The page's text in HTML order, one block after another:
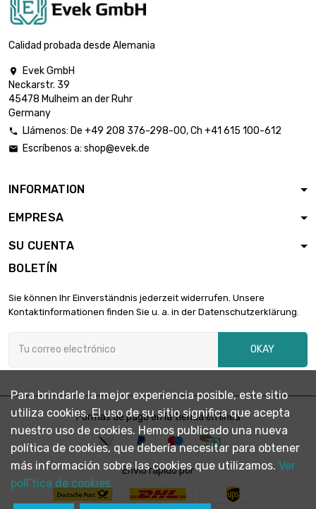
largo : 100 Meter
diámetro : 1.6mm
largo : 50 Meter
largo : 100 Meter
diámetro : 2mm
2.621,95 €
largo : 25 Meter
largo : 50 Meter
diámetro : 2.4mm
3.775,68 € 
largo : 25 Meter
diámetro : 2.7mm
2.867,10 €
Calidad probada desde Alemania

Evek GmbH
Neckarstr. 39
45478 Mulheim an der Ruhr
Germany
 Llámenos: De +49 208 376-298-00, Ch +41 615 100-612
 Escríbenos a: shop@evek.de
INFORMATION
EMPRESA
SU CUENTA
BOLETÍN
Sie können Ihr Einverständnis jederzeit widerrufen. Unsere
Kontaktinformationen finden Sie u. a. in der Datenschutzerklärung.
OKAY
Formas de pago en la tienda en línea
Envío rápido por
Para brindarle la mejor experiencia posible, este sitio
utiliza cookies. El uso de su sitio significa que acepta
nuestro uso de cookies. Hemos publicado una nueva
política de cookies, que debería necesitar para obtener
más información sobre las cookies que utilizamos. Ver
polГ­tica de cookies.